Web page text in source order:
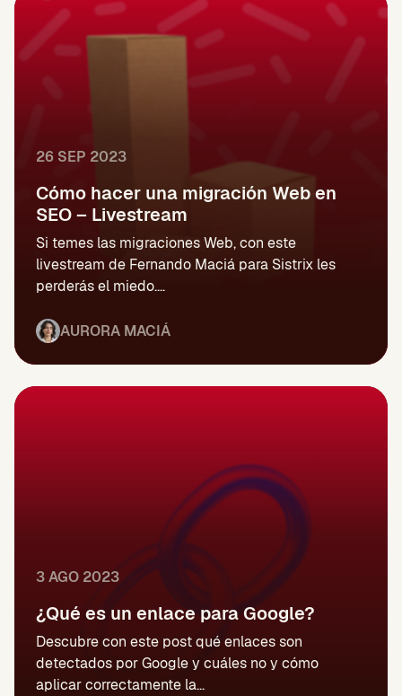
26 SEP 2023
Cómo hacer una migración Web en
SEO – Livestream
Si temes las migraciones Web, con este
livestream de Fernando Maciá para Sistrix les
perderás el miedo....
AURORA MACIÁ
3 AGO 2023
¿Qué es un enlace para Google?
Descubre con este post qué enlaces son
detectados por Google y cuáles no y cómo
aplicar correctamente la...